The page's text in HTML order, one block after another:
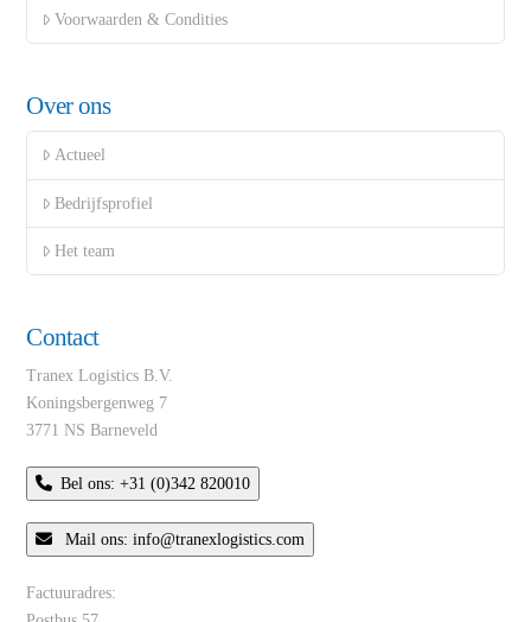
Voorwaarden & Condities
Over ons
Actueel
Bedrijfsprofiel
Het team
Contact
Tranex Logistics B.V.
Koningsbergenweg 7
3771 NS Barneveld
Bel ons: +31 (0)342 820010
Mail ons: info@tranexlogistics.com
Factuuradres: